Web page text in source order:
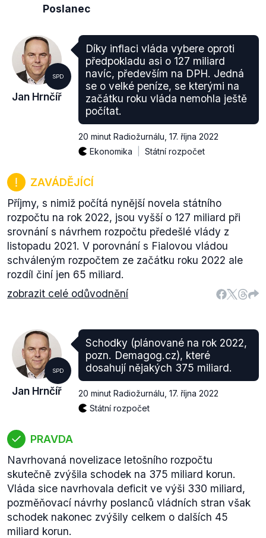
Poslanec
SPD
Jan Hrnčíř
Díky inflaci vláda vybere oproti
předpokladu asi o 127 miliard
navíc, především na DPH. Jedná
se o velké peníze, se kterými na
začátku roku vláda nemohla ještě
počítat.
20 minut Radiožurnálu 17. října 2022
Ekonomika
Státní rozpočet
ZAVÁDĚJÍCÍ
Příjmy, s nimiž počítá nynější novela státního
rozpočtu na rok 2022, jsou vyšší o 127 miliard při
srovnání s návrhem rozpočtu předešlé vlády z
listopadu 2021. V porovnání s Fialovou vládou
schváleným rozpočtem ze začátku roku 2022 ale
rozdíl činí jen 65 miliard.
zobrazit celé odůvodnění
SPD
Jan Hrnčíř
Schodky (plánované na rok 2022,
pozn. Demagog.cz), které
dosahují nějakých 375 miliard.
20 minut Radiožurnálu 17. října 2022
Státní rozpočet
PRAVDA
Navrhovaná novelizace letošního rozpočtu
skutečně zvýšila schodek na 375 miliard korun.
Vláda sice navrhovala deficit ve výši 330 miliard,
pozměňovací návrhy poslanců vládních stran však
schodek nakonec zvýšily celkem o dalších 45
miliard korun.